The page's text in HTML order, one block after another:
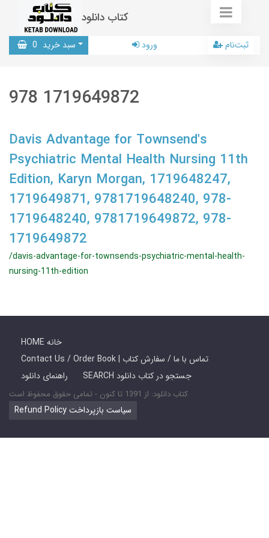
کتاب دانلود
سبد خرید 0 ورود ثبت‌نام
978 1719649872
Davis Advantage for Townsend's
Psychiatric Mental Health Nursing 11th
Edition, Karyn Morgan, 1719648247,
1719649871, 9781719648240, 978-
1719648240, 9781719649872, 978-
1719649872
/davis-advantage-for-townsends-psychiatric-mental-health-
nursing-11th-edition
HOME خانه
Contact Us / Order Book | تماس با ما / سفارش کتاب
راهنمای دانلود
SEARCH جستجو در کتاب دانلود
کتاب دانلود: از 1391 تا کنون - تمامی حقوق محفوظ است
Refund Policy سیاست بازپرداخت